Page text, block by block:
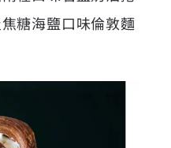
糖海鹽口味倫敦麵